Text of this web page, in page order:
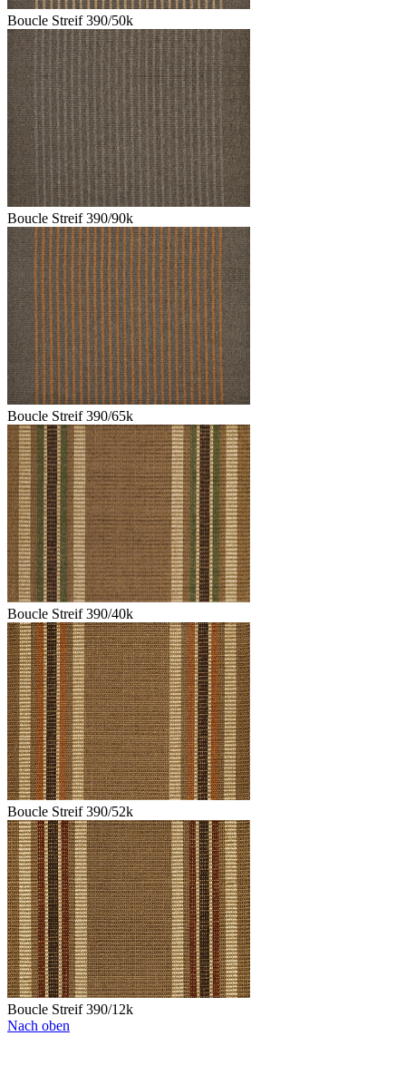
Boucle Streif 390/50k
Boucle Streif 390/90k
Boucle Streif 390/65k
Boucle Streif 390/40k
Boucle Streif 390/52k
Boucle Streif 390/12k
Nach oben